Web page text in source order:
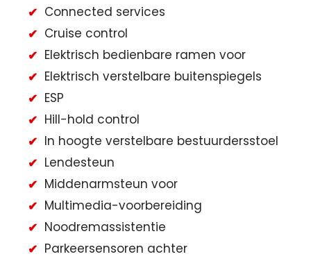
Connected services
Cruise control
Elektrisch bedienbare ramen voor
Elektrisch verstelbare buitenspiegels
ESP
Hill-hold control
In hoogte verstelbare bestuurdersstoel
Lendesteun
Middenarmsteun voor
Multimedia-voorbereiding
Noodremassistentie
Parkeersensoren achter